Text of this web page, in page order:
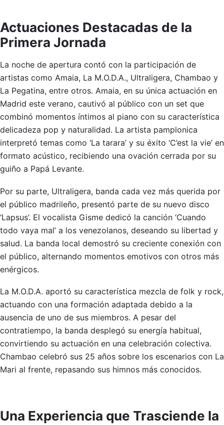
Actuaciones Destacadas de la
Primera Jornada
La noche de apertura contó con la participación de
artistas como Amaia, La M.O.D.A., Ultraligera, Chambao y
La Pegatina, entre otros. Amaia, en su única actuación en
Madrid este verano, cautivó al público con un set que
combinó momentos íntimos al piano con su característica
delicadeza pop y naturalidad. La artista pamplonica
interpretó temas como ‘La tarara’ y su éxito ‘C’est la vie’ en
formato acústico, recibiendo una ovación cerrada por su
guiño a Papá Levante.
Por su parte, Ultraligera, banda cada vez más querida por
el público madrileño, presentó parte de su nuevo disco
‘Lapsus’. El vocalista Gisme dedicó la canción ‘Cuando
todo vaya mal’ a los venezolanos, deseando su libertad y
salud. La banda local demostró su creciente conexión con
el público, alternando momentos emotivos con otros más
enérgicos.
La M.O.D.A. aportó su característica mezcla de folk y rock,
actuando con una formación adaptada debido a la
ausencia de uno de sus miembros. A pesar del
contratiempo, la banda desplegó su energía habitual,
convirtiendo su actuación en una celebración colectiva.
Chambao celebró sus 25 años sobre los escenarios con La
Mari al frente, repasando sus himnos más conocidos.
Una Experiencia que Trasciende la